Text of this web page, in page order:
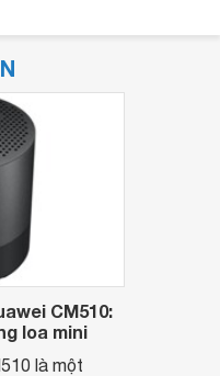
CM510:
loa mini
là một